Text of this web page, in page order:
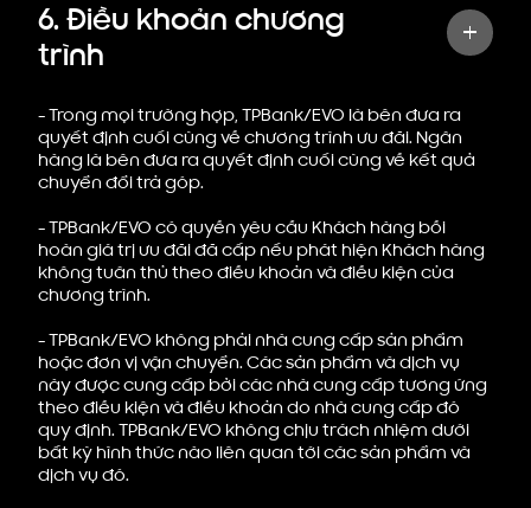
6. Điều khoản chương
trình
- Trong mọi trường hợp, TPBank/EVO là bên đưa ra
quyết định cuối cùng về chương trình ưu đãi. Ngân
hàng là bên đưa ra quyết định cuối cùng về kết quả
chuyển đổi trả góp.
- TPBank/EVO có quyền yêu cầu Khách hàng bồi
hoàn giá trị ưu đãi đã cấp nếu phát hiện Khách hàng
không tuân thủ theo điều khoản và điều kiện của
chương trình.
- TPBank/EVO không phải nhà cung cấp sản phẩm
hoặc đơn vị vận chuyển. Các sản phẩm và dịch vụ
này được cung cấp bởi các nhà cung cấp tương ứng
theo điều kiện và điều khoản do nhà cung cấp đó
quy định. TPBank/EVO không chịu trách nhiệm dưới
bất kỳ hình thức nào liên quan tới các sản phẩm và
dịch vụ đó.